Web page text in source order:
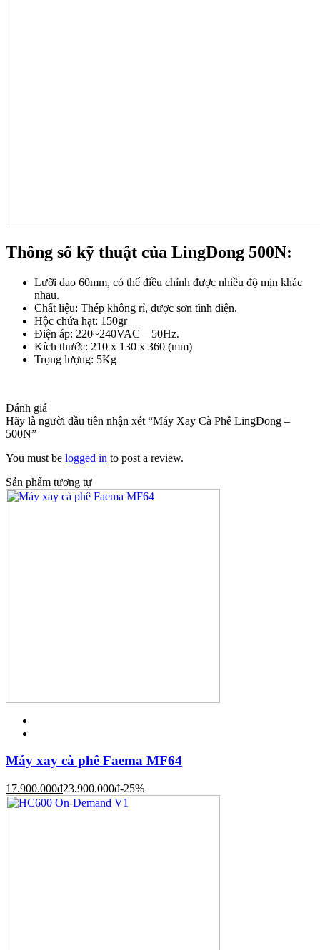
Thông số kỹ thuật của LingDong 500N:
Lưỡi dao 60mm, có thể điều chỉnh được nhiều độ mịn khác
nhau.
Chất liệu: Thép không rỉ, được sơn tĩnh điện.
Hộc chứa hạt: 150gr
Điện áp: 220~240VAC – 50Hz.
Kích thước: 210 x 130 x 360 (mm)
Trọng lượng: 5Kg
Đánh giá
Hãy là người đầu tiên nhận xét “Máy Xay Cà Phê LingDong –
500N”
You must be logged in to post a review.
Sản phẩm tương tự
Máy xay cà phê Faema MF64
17.900.000đ23.900.000đ-25%